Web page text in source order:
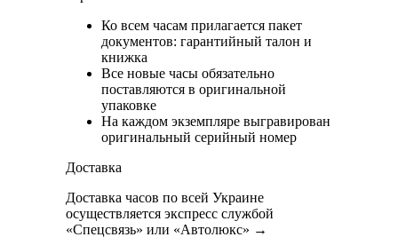
Ко всем часам прилагается пакет
документов: гарантийный талон и
книжка
Все новые часы обязательно
поставляются в оригинальной
упаковке
На каждом экземпляре выгравирован
оригинальный серийный номер
Доставка
Доставка часов по всей Украине
осуществляется экспресс службой
«Спецсвязь» или «Автолюкс» →